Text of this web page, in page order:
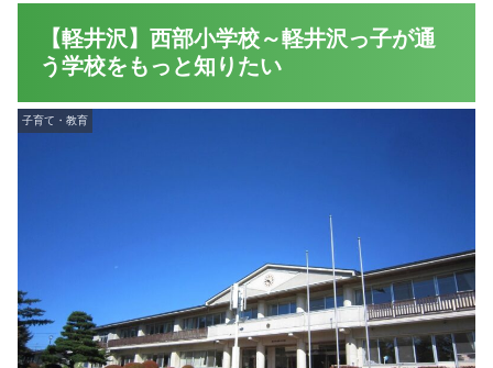
【軽井沢】西部小学校～軽井沢っ子が通
う学校をもっと知りたい
子育て・教育